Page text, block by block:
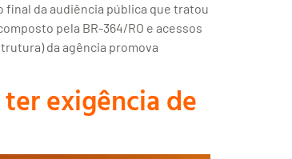
final da audiência pública que tratou
pela BR-364/RO e acessos
da agência promova
exigência de